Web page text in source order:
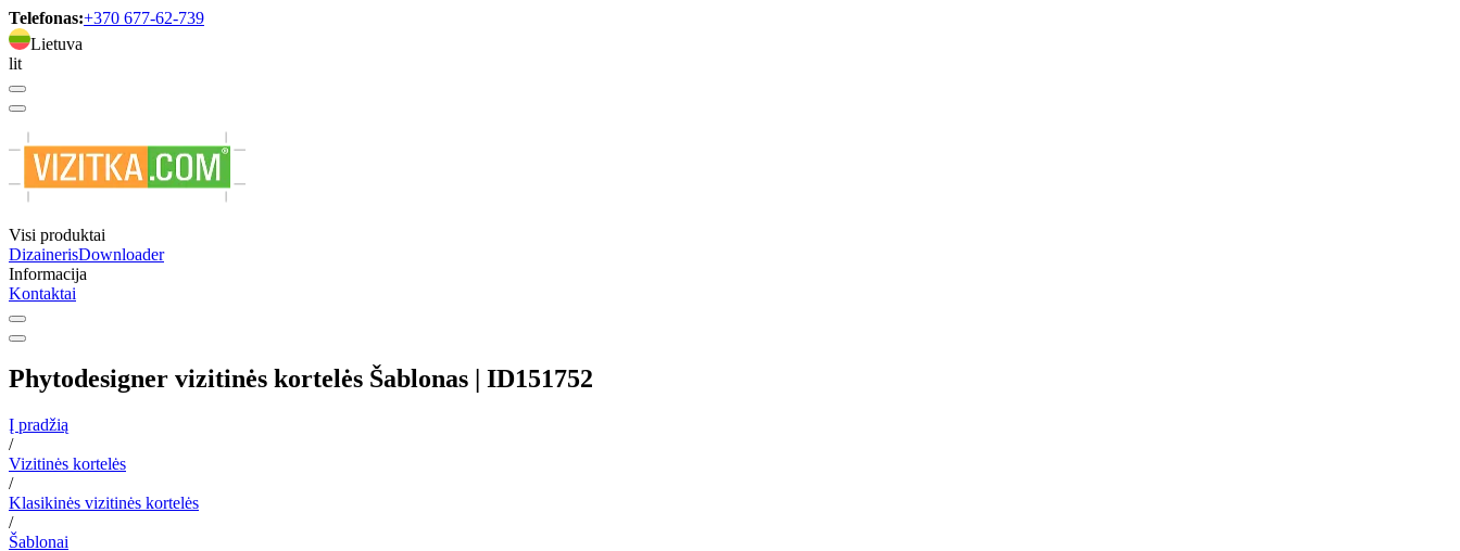
Telefonas:+370 677-62-739
Lietuva
lit
Visi produktai
DizainerisDownloader
Informacija
Kontaktai
Phytodesigner vizitinės kortelės Šablonas | ID151752
Į pradžią
/
Vizitinės kortelės
/
Klasikinės vizitinės kortelės
/
Šablonai